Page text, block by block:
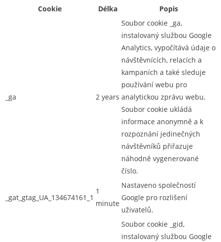
Cookie
Délka Popis
_ga 2 years
Soubor cookie _ga,
instalovaný službou Google
Analytics, vypočítává údaje o
návštěvnících, relacích a
kampaních a také sleduje
používání webu pro
analytickou zprávu webu.
Soubor cookie ukládá
informace anonymně a k
rozpoznání jedinečných
návštěvníků přiřazuje
náhodně vygenerované
číslo.
_gat_gtag_UA_134674161_1
1
minute
Nastaveno společností
Google pro rozlišení
uživatelů.
Soubor cookie _gid,
instalovaný službou Google